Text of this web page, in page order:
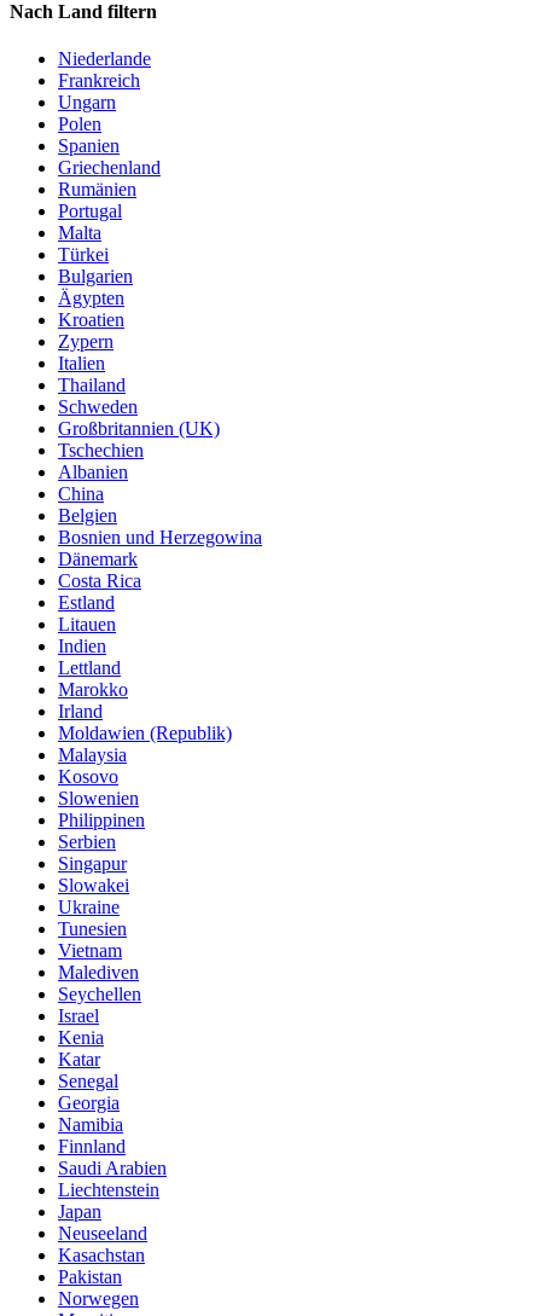
Nach Land filtern
Niederlande
Frankreich
Ungarn
Polen
Spanien
Griechenland
Rumänien
Portugal
Malta
Türkei
Bulgarien
Ägypten
Kroatien
Zypern
Italien
Thailand
Schweden
Großbritannien (UK)
Tschechien
Albanien
China
Belgien
Bosnien und Herzegowina
Dänemark
Costa Rica
Estland
Litauen
Indien
Lettland
Marokko
Irland
Moldawien (Republik)
Malaysia
Kosovo
Slowenien
Philippinen
Serbien
Singapur
Slowakei
Ukraine
Tunesien
Vietnam
Malediven
Seychellen
Israel
Kenia
Katar
Senegal
Georgia
Namibia
Finnland
Saudi Arabien
Liechtenstein
Japan
Neuseeland
Kasachstan
Pakistan
Norwegen